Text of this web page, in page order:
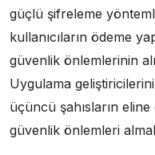
güçlü şifreleme
kullanıcıların ödeme
güvenlik önlemlerinin
Uygulama
üçüncü şahısların
güvenlik önlemleri